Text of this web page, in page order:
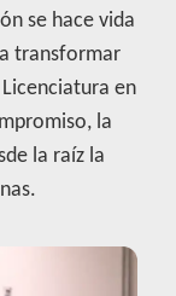
se hace vida
transformar
en
la
la raíz la